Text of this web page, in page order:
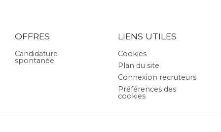
OFFRES
Candidature
spontanée
LIENS UTILES
Cookies
Plan du site
Connexion recruteurs
Préférences des
cookies